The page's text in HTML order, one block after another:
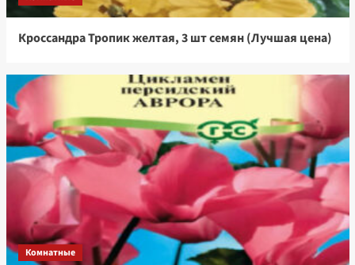
Кроссандра Тропик желтая, 3 шт семян (Лучшая цена)
Комнатные